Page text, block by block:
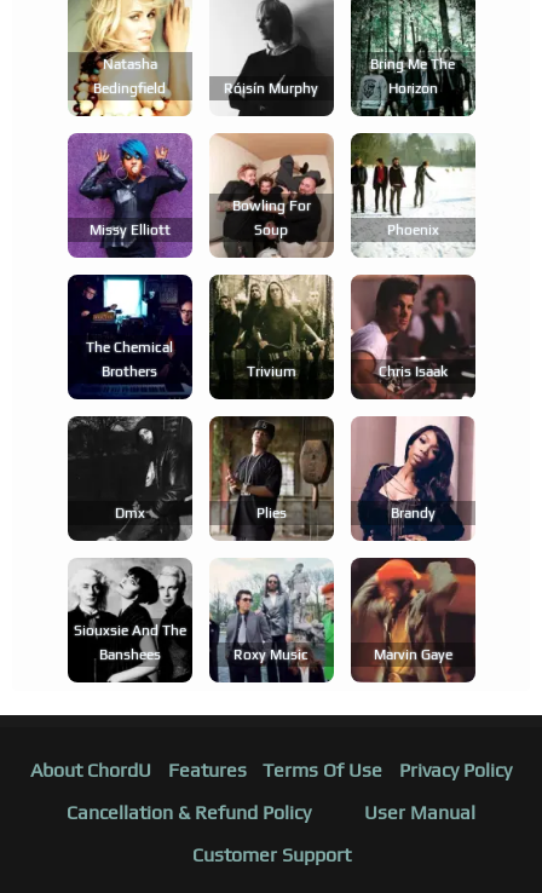
Natasha
Bedingfield
Róisín Murphy
Bring Me The
Horizon
Missy Elliott
Bowling For
Soup
Phoenix
The Chemical
Brothers
Trivium Chris Isaak
Dmx Plies Brandy
Siouxsie And The
Banshees
Roxy Music Marvin Gaye
About ChordU Features Terms Of Use
Privacy Policy
Cancellation & Refund Policy
User Manual
Customer Support